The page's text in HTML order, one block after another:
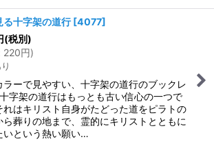
る十字架の道行 [4077]
(税別)
220円)
ラーで見やすい、十字架の道行のブックレ
字架の道行はもっとも古い信心の一つで
れはキリスト自身がたどった道をピラトの
ら葬りの地まで、霊的にキリストとともに
いという熱い願い…